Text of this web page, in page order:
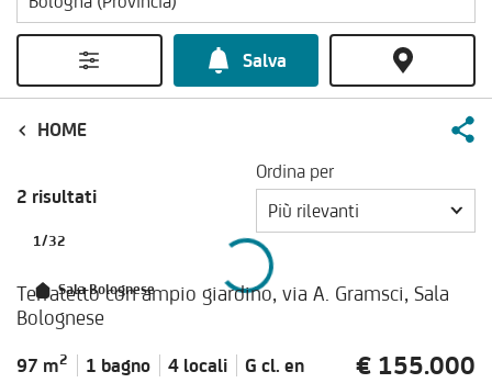
Salva
HOME
2 risultati
Ordina per
Più rilevanti
Sala Bolognese
1/32
Terratetto con ampio giardino, via A. Gramsci, Sala
Bolognese
97 m2 1 bagno 4 locali G cl. en € 155.000